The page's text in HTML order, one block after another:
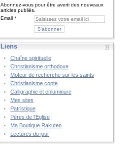
Abonnez-vous pour être averti des nouveaux
articles publiés.
Email
Liens
Chaîne spirituelle
Christianisme orthodoxe
Moteur de recherche sur les saints
Christianisme copte
Calligraphie et enluminure
Mes sites
Patristique
Pères de l'Eglise
Ma Boutique Rakuten
Lectures du jour